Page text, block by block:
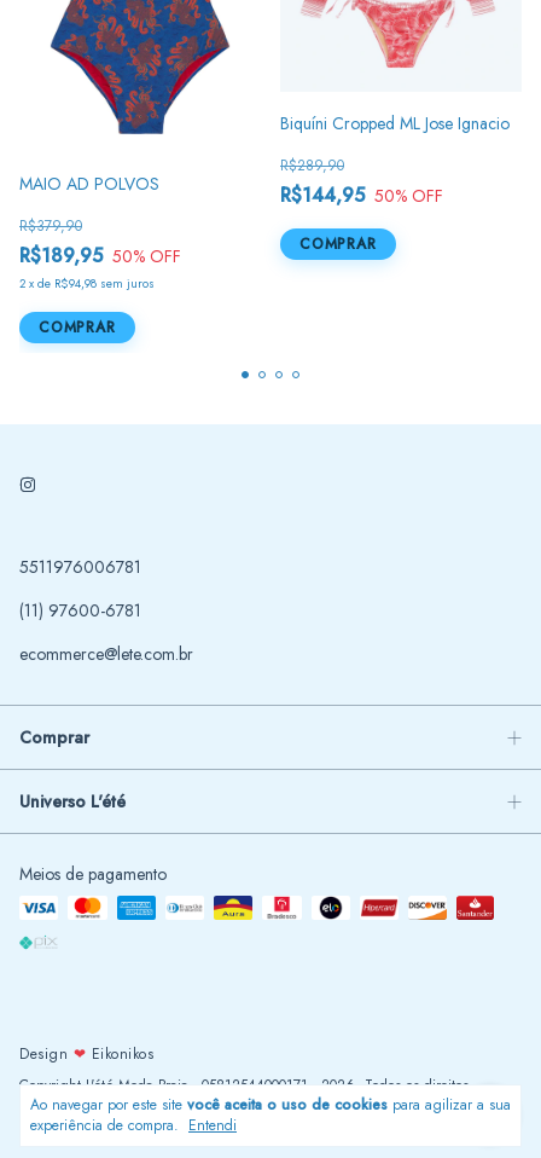
Ao navegar por este site você aceita o uso de cookies para agilizar a sua
experiência de compra. Entendi
MAIO AD POLVOS
R$189,95
R$379,90
50% OFF
2 x de R$94,98 sem juros
COMPRAR
Biquíni Cropped ML Jose Ignacio
R$144,95
R$289,90
50% OFF
COMPRAR
5511976006781
(11) 97600-6781
ecommerce@lete.com.br
Comprar
Universo L'été
Meios de pagamento
Design ❤ Eikonikos
Copyright L'été Moda Praia - 05812544000171 - 2026. Todos os direitos
reservados.